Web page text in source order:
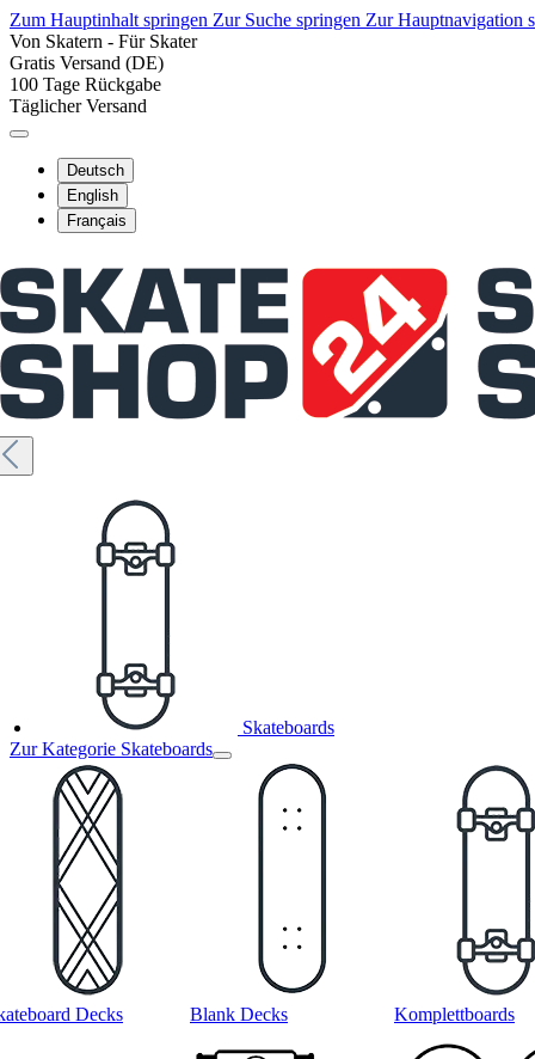
Zum Hauptinhalt springen Zur Suche springen Zur Hauptnavigation
Von Skatern - Für Skater
Gratis Versand (DE)
100 Tage Rückgabe
Täglicher Versand
Deutsch
English
Français
Skateboards
Zur Kategorie Skateboards
Decks Blank Decks Komplettboards